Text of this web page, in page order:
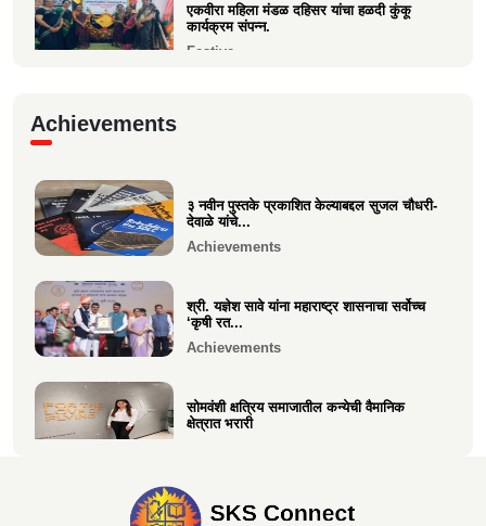
एकवीरा महिला मंडळ दहिसर यांचा हळदी कुंकू
कार्यक्रम संपन्न.
Festive
श्री. श्रीहास चुरी यांच्या आयईसीए फाउंडेशनच्या
पुरुष वृद्धाश...
Festive
Achievements
३ नवीन पुस्तके प्रकाशित केल्याबद्दल सुजल चौधरी-
देवाळे यांचे...
Achievements
श्री. यज्ञेश सावे यांना महाराष्ट्र शासनाचा सर्वोच्च
‘कृषी रत...
Achievements
सोमवंशी क्षत्रिय समाजातील कन्येची वैमानिक
क्षेत्रात भरारी
दिलीप हरीचंद्र वर्तक चटाळे यांचे एलएलबी परीक्षेत